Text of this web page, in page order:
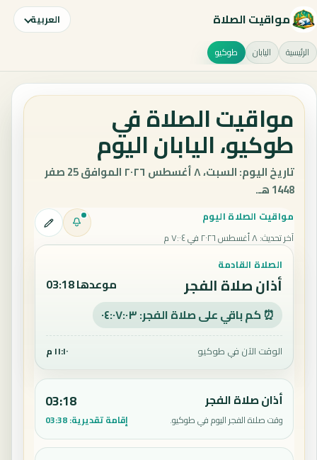
مواقيت الصلاة العربية
الرئيسية اليابان طوكيو
مواقيت الصلاة في
طوكيو، اليابان اليوم
تاريخ اليوم: السبت، ٨ أغسطس ٢٠٢٦ الموافق 25 صفر
1448 هـ.
مواقيت الصلاة اليوم
آخر تحديث:٨ أغسطس ٢٠٢٦ في ٧:٠٤ م
الصلاة القادمة
أذان صلاة الفجر موعدها 03:18
⏰ كم باقي على صلاة الفجر: ٠٤:٠٧:٠٢
الوقت الآن في طوكيو ١١:١٠ م
أذان صلاة الفجر
وقت صلاة الفجر اليوم في طوكيو.
03:18
إقامة تقديرية:03:38